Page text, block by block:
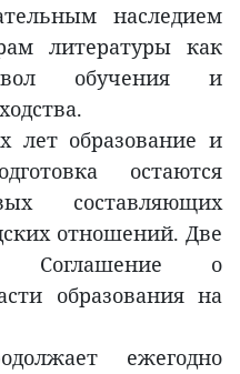
наследием
литературы как
обучения и
лет образование и
остаются
составляющих
отношений. Две
Соглашение о
образования на
ежегодно